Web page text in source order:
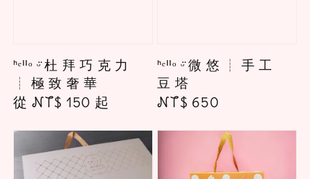
ᑋᵉᑊᑊᵒ ᵕ̈ 杜 拜 巧 克 力
┊ 極 致 奢 華
Regular
從 NT$ 150 起
ᑋᵉᑊᑊᵒ ᵕ̈ 微 悠 ┊ 手 工
豆 塔
Regular
NT$ 650